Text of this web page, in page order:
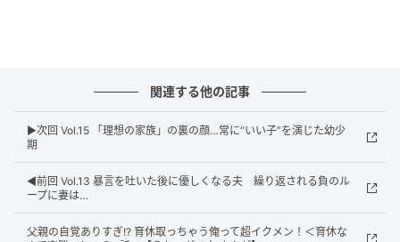
関連する他の記事
▶︎次回 Vol.15 「理想の家族」の裏の顔…常に“いい子”を演じた幼少
期
◀︎前回 Vol.13 暴言を吐いた後に優しくなる夫 繰り返される負のル
ープに妻は…
父親の自覚ありすぎ!? 育休取っちゃう俺って超イクメン！＜育休な